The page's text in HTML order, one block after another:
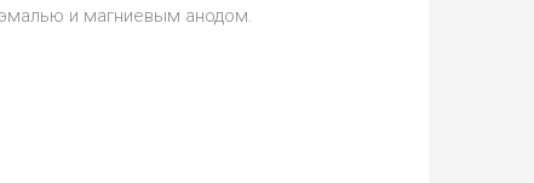
и магниевым анодом.